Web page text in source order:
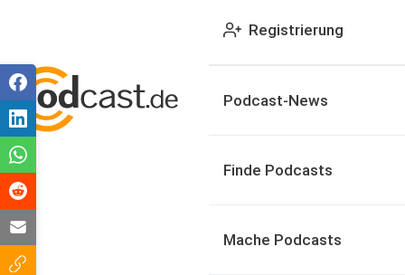
Registrierung
Podcast-News
Finde Podcasts
Mache Podcasts